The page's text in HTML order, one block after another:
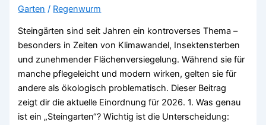
Garten / Regenwurm
Steingärten sind seit Jahren ein kontroverses Thema –
besonders in Zeiten von Klimawandel, Insektensterben
und zunehmender Flächenversiegelung. Während sie für
manche pflegeleicht und modern wirken, gelten sie für
andere als ökologisch problematisch. Dieser Beitrag
zeigt dir die aktuelle Einordnung für 2026. 1. Was genau
ist ein „Steingarten“? Wichtig ist die Unterscheidung: